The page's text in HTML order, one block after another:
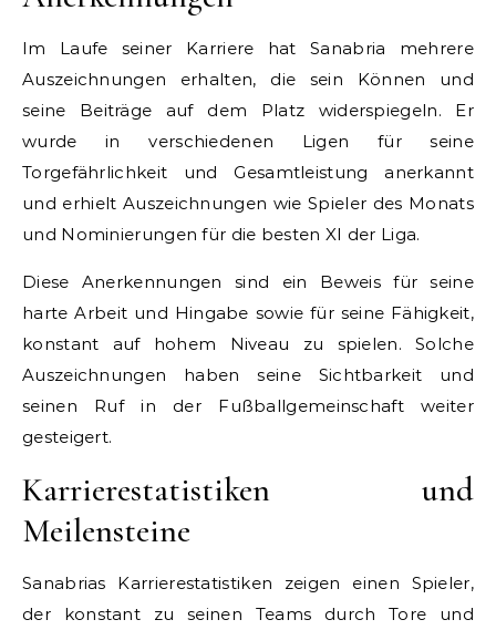
Im Laufe seiner Karriere hat Sanabria mehrere
Auszeichnungen erhalten, die sein Können und
seine Beiträge auf dem Platz widerspiegeln. Er
wurde in verschiedenen Ligen für seine
Torgefährlichkeit und Gesamtleistung anerkannt
und erhielt Auszeichnungen wie Spieler des Monats
und Nominierungen für die besten XI der Liga.
Diese Anerkennungen sind ein Beweis für seine
harte Arbeit und Hingabe sowie für seine Fähigkeit,
konstant auf hohem Niveau zu spielen. Solche
Auszeichnungen haben seine Sichtbarkeit und
seinen Ruf in der Fußballgemeinschaft weiter
gesteigert.
Karrierestatistiken und
Meilensteine
Sanabrias Karrierestatistiken zeigen einen Spieler,
der konstant zu seinen Teams durch Tore und